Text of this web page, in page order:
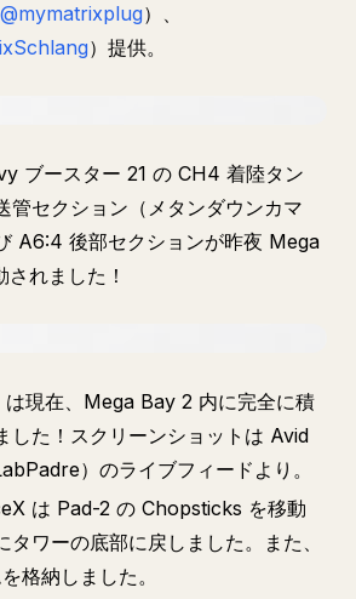
@mymatrixplug）、
）提供。
ブースター 21 の CH4 着陸タン
管セクション（メタンダウンカマ
A6:4 後部セクションが昨夜 Mega
れました！
現在、Mega Bay 2 内に完全に積
した！スクリーンショットは Avid
）のライブフィードより。
は Pad-2 の Chopsticks を移動
タワーの底部に戻しました。また、
格納しました。